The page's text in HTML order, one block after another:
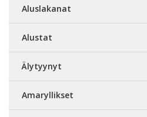
Aluslakanat
Alustat
Älytyynyt
Amaryllikset